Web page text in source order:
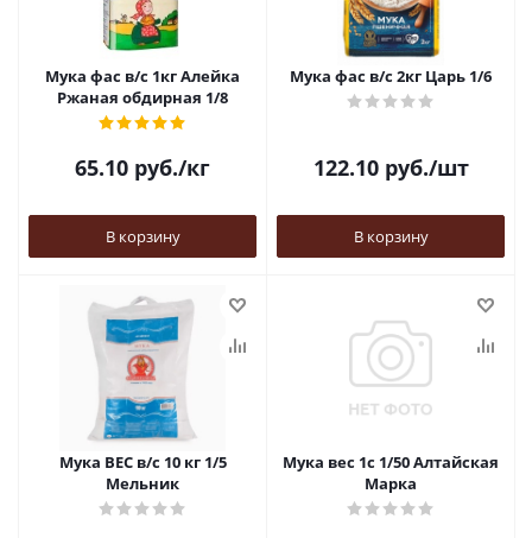
Мука фас в/с 1кг Алейка
Ржаная обдирная 1/8
65.10 руб./кг
В корзину
Мука фас в/с 2кг Царь 1/6
122.10руб./шт
В корзину
Мука ВЕС в/с 10 кг 1/5
Мельник
Мука вес 1с 1/50 Алтайская
Марка